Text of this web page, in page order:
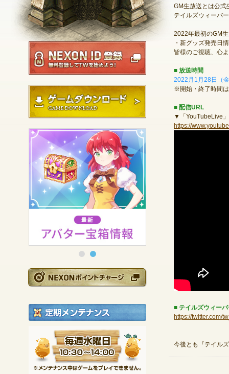
NEXON ID登録
ゲームダウンロード
NEXONポイントチ
定期メンテナンス
※メンテナンス中は
GM生放送とは公式
テイルズウィーバ
2022年最初のGM
・新グッズ発売日
皆様のご視聴、心
■ 放送時間
2022月1月28日（
※開始・終了時間
■ 配信URL
▼「YouTubeLive
https://
■ テイルズウィー
https://twitter.com/
今後とも『テイル